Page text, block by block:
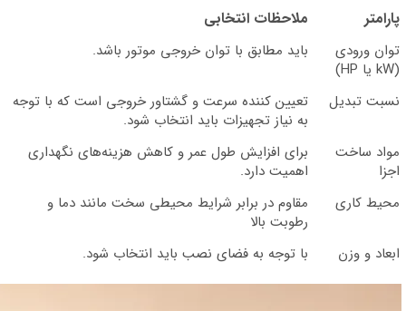
پارامتر ملاحظات انتخابی
توان ورودی
(kW یا HP)
باید مطابق با توان خروجی موتور باشد.
نسبت تبدیل
تعیین کننده سرعت و گشتاور خروجی است که با توجه
به نیاز تجهیزات باید انتخاب شود.
مواد ساخت
اجزا
برای افزایش طول عمر و کاهش هزینه‌های نگهداری
اهمیت دارد.
محیط کاری
مقاوم در برابر شرایط محیطی سخت مانند دما و
رطوبت بالا
ابعاد و وزن
با توجه به فضای نصب باید انتخاب شود.